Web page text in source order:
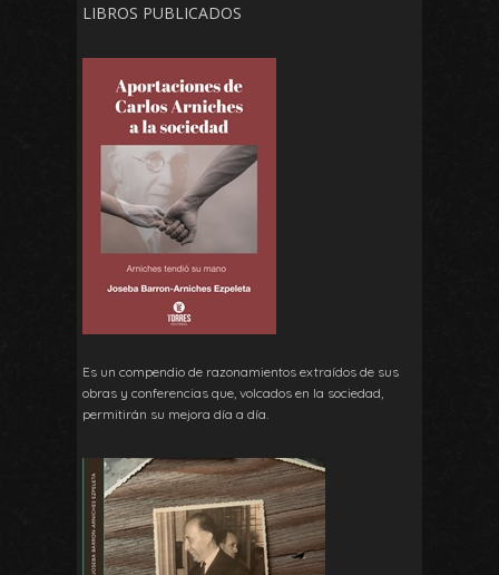
LIBROS PUBLICADOS
Es un compendio de razonamientos extraídos de sus
obras y conferencias que, volcados en la sociedad,
permitirán su mejora día a día.